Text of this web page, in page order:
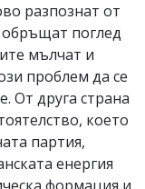
разпознат от
обръщат поглед
мълчат и
проблем да се
От друга страна
което
партия,
енергия